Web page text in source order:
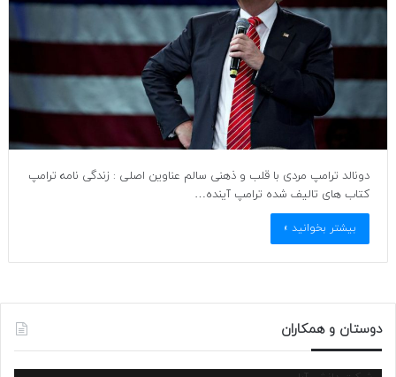
دونالد ترامپ مردی با قلب و ذهنی سالم عناوین اصلی : زندگی نامه ترامپ
کتاب های تالیف شده ترامپ آینده…
بیشتر بخوانید »
دوستان و همکاران